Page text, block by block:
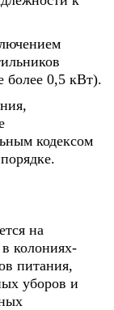
более 0,5 кВт).
кодексом
на
колониях-
питания,
уборов и